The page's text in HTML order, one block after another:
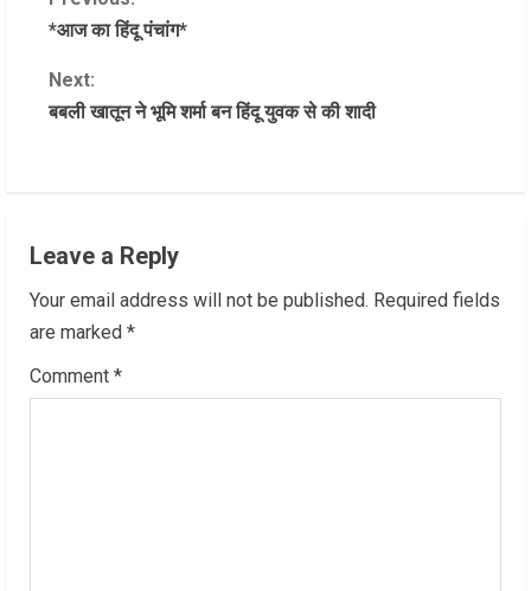
n
n
u
R
*आज का हिंदू पंचांग*
Next:
बबली खातून ने भूमि शर्मा बन हिंदू युवक से की शादी
Leave a Reply
Your email address will not be published. Required fields
are marked *
Comment *